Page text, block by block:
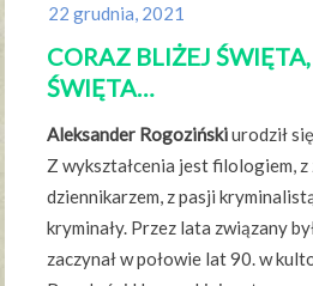
22 grudnia, 2021
CORAZ BLIŻEJ
ŚWIĘTA…
Aleksander Rogozińskiurodził
Z wykształcenia jest filologiem, z
dziennikarzem, z pasji
kryminały. Przez lata związany
zaczynał w połowie lat 90. w